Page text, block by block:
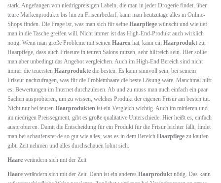
stark. Angefangen von niedrigpreisigen Labeln, die man in jeder Drogerie findet, über
teure Markenprodukte bis hin zu Friseurbedarf, kann man heutzutage alles in Online-
Shops finden. Die Frage ist, was man sich für seine Haarpflege wünscht und wie tief
man in die Tasche greifen will. Nicht immer ist das High-End-Produkt auch wirklich
nötig. Wenn man große Probleme mit seinen Haaren hat, kann ein Haarprodukt zur
Haarpflege, dass auch Friseure in teuren Salons nutzen, sehr hilfreich sein. Hier sollte
man aber unbedingt das Angebot vergleichen. Auch im High-End Bereich sind nicht
immer die teuersten Haarprodukte die besten. Es kann sinnvoll sein, bei seinem
Friseur nachzufragen, was für die Problemhaare die beste Lösung wäre. Manchmal hilft
es, Bewertungen im Internet durchzulesen. Ab und zu muss man auch einfach ein paar
Sachen ausprobieren, um zu wissen, welches Produkt der eigenen Frisur am besten tut.
Nicht nur bei teuren Haarprodukten ist ein Vergleich wichtig. Auch im mittleren und
im niedrigen Preissegment, gibt es große qualitative Unterschiede. Hier heißt es, einfach
ausprobieren. Damit die Entscheidung für ein Produkt für die Frisur leichter fällt, findet
man bei schaufenster.de so gut wie alles, was es in dem Bereich Haarpflege zu kaufen
gibt. Zeit nehmen und alles durchschauen lohnt sich.
Haare verändern sich mit der Zeit
Haare verändern sich mit der Zeit. Dann ist ein anderes Haarprodukt nötig. Das kann